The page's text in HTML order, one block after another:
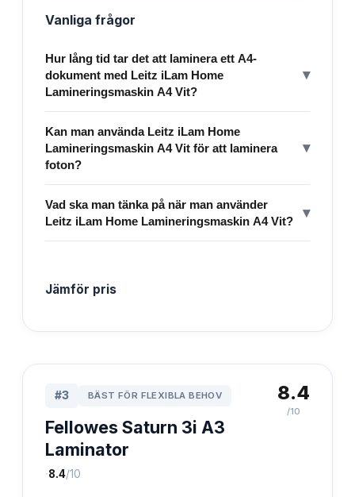
Vanliga frågor
Hur lång tid tar det att laminera ett A4-
dokument med Leitz iLam Home
Lamineringsmaskin A4 Vit?
▾
Kan man använda Leitz iLam Home
Lamineringsmaskin A4 Vit för att laminera
foton?
▾
Vad ska man tänka på när man använder
Leitz iLam Home Lamineringsmaskin A4 Vit?
▾
Jämför pris
#3 BÄST FÖR FLEXIBLA BEHOV
Fellowes Saturn 3i A3
Laminator
·8.4/10
8.4
/10